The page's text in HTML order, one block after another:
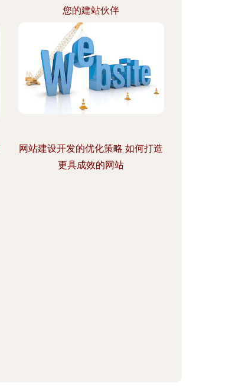
您的建站伙伴
网站建设开发的优化策略 如何打造
更具成效的网站